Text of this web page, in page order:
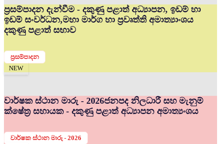
ප්‍රසම්පාදන දැන්වීම - දකුණු පළාත් අධ්‍යාපන, ඉඩම් හා
ඉඩම් සංවර්ධන,මහා මාර්ග හා ප්‍රවෘත්ති අමාත්‍යාංශය
දකුණු පළාත් සභාව
ප්‍රසම්පාදන
NEW
වාර්ෂක ස්ථාන මාරු - 2026ජනපද නිලධාරී සහ මැනුම්
ක්ෂේත්‍ර සහායක - දකුණු පළාත් අධ්‍යාපන අමාත්‍යංශය
වාර්ෂක ස්ථාන මාරු - 2026